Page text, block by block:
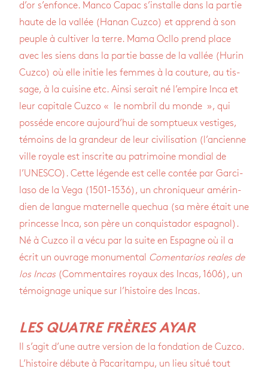
d’or s’en­fonce. Manco Capac s’ins­talle dans la par­tie
haute de la val­lée (Hanan Cuzco) et apprend à son
peuple à culti­ver la terre. Mama Ocllo prend place
avec les siens dans la par­tie basse de la val­lée (Hurin
Cuzco) où elle ini­tie les femmes à la cou­ture, au tis­
sage, à la cui­sine etc. Ainsi serait né l’em­pire Inca et
leur capi­tale Cuzco « le nom­bril du monde », qui
pos­séde encore aujour­d’hui de somp­tueux ves­tiges,
témoins de la gran­deur de leur civi­li­sa­tion (l’an­cienne
ville royale est ins­crite au patri­moine mon­dial de
l’UNESCO). Cette légende est celle contée par Gar­ci­
laso de la Vega (1501-1536), un chro­ni­queur amé­rin­
dien de langue mater­nelle que­chua (sa mère était une
prin­cesse Inca, son père un conquis­ta­dor espa­gnol).
Né à Cuzco il a vécu par la suite en Espagne où il a
écrit un ouvrage monu­men­tal Comen­ta­rios reales de
los Incas (Com­men­taires royaux des Incas, 1606), un
témoi­gnage unique sur l’his­toire des Incas.
LES QUATRE FRÈRES AYAR
Il s’agit d’une autre ver­sion de la fon­da­tion de Cuzco.
L’his­toire débute à Paca­ri­tampu, un lieu situé tout